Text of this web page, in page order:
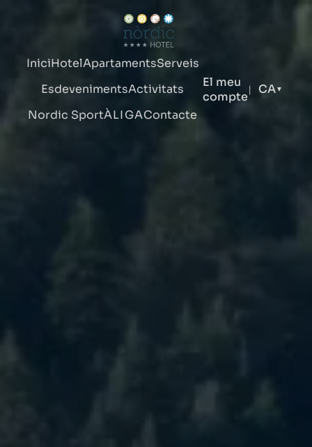
IniciHotelApartamentsServeis
EsdevenimentsActivitats
Nordic SportÀLIGAContacte
El meu
compte| CA▼